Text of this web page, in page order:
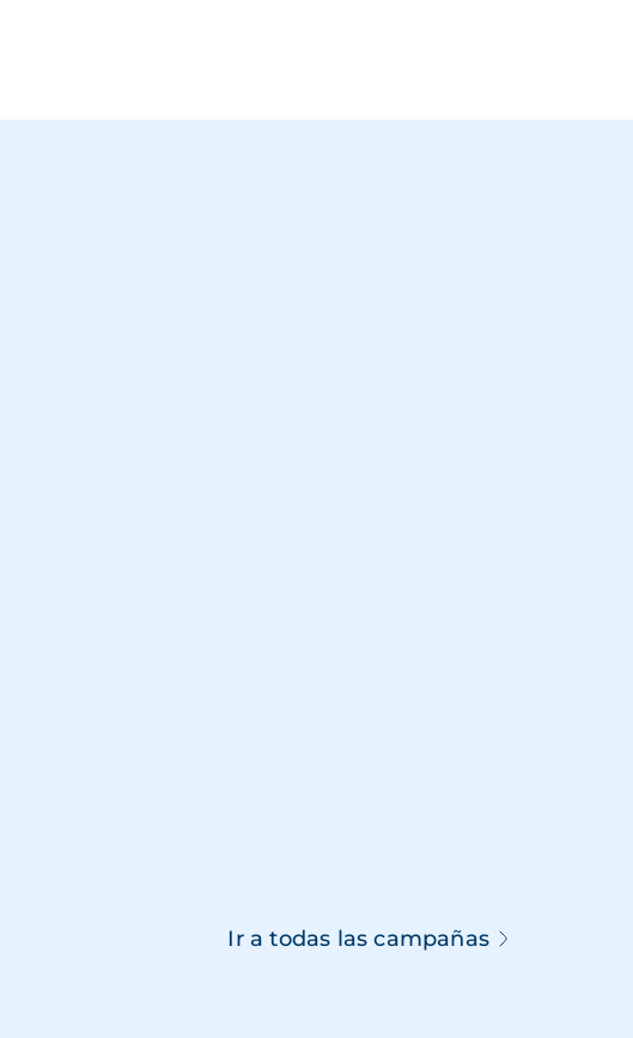
Ir a todas las campañas